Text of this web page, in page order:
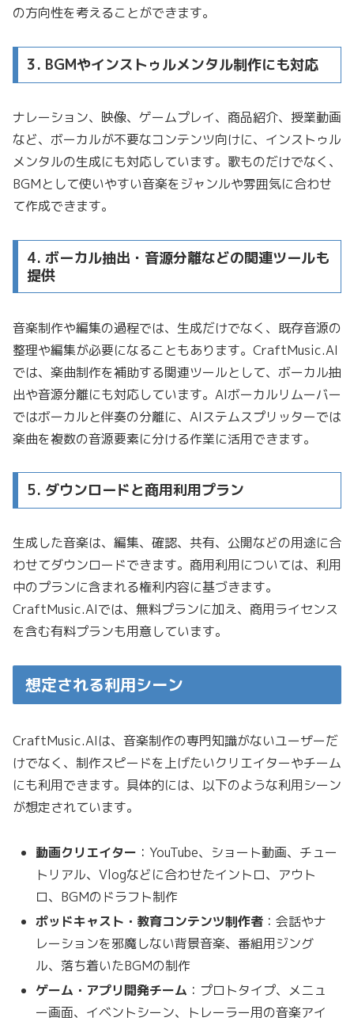
の方向性を考えることができます。
3. BGMやインストゥルメンタル制作にも対応
ナレーション、映像、ゲームプレイ、商品紹介、授業動画
など、ボーカルが不要なコンテンツ向けに、インストゥル
メンタルの生成にも対応しています。歌ものだけでなく、
BGMとして使いやすい音楽をジャンルや雰囲気に合わせ
て作成できます。
4. ボーカル抽出・音源分離などの関連ツールも
提供
音楽制作や編集の過程では、生成だけでなく、既存音源の
整理や編集が必要になることもあります。CraftMusic.AI
では、楽曲制作を補助する関連ツールとして、ボーカル抽
出や音源分離にも対応しています。AIボーカルリムーバー
ではボーカルと伴奏の分離に、AIステムスプリッターでは
楽曲を複数の音源要素に分ける作業に活用できます。
5. ダウンロードと商用利用プラン
生成した音楽は、編集、確認、共有、公開などの用途に合
わせてダウンロードできます。商用利用については、利用
中のプランに含まれる権利内容に基づきます。
CraftMusic.AIでは、無料プランに加え、商用ライセンス
を含む有料プランも用意しています。
想定される利用シーン
CraftMusic.AIは、音楽制作の専門知識がないユーザーだ
けでなく、制作スピードを上げたいクリエイターやチーム
にも利用できます。具体的には、以下のような利用シーン
が想定されています。
動画クリエイター ：YouTube、ショート動画、チュー
トリアル、Vlogなどに合わせたイントロ、アウト
ロ、BGMのドラフト制作
ポッドキャスト・教育コンテンツ制作者 ：会話やナ
レーションを邪魔しない背景音楽、番組用ジング
ル、落ち着いたBGMの制作
ゲーム・アプリ開発チーム ：プロトタイプ、メニュ
ー画面、イベントシーン、トレーラー用の音楽アイ